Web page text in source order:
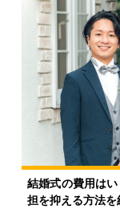
結婚式の費用は
担を抑える方法を